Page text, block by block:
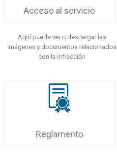
Acceso al servicio
Aquí puede ver o descargar las
imágenes y documentos relacionados
con la infracción
Reglamento